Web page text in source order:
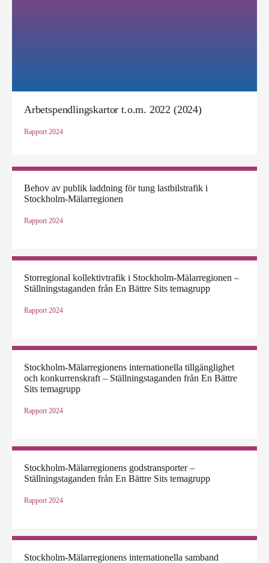
Arbetspendlingskartor t.o.m. 2022 (2024)
Rapport 2024
Behov av publik laddning för tung lastbilstrafik i
Stockholm-Mälarregionen
Rapport 2024
Storregional kollektivtrafik i Stockholm-Mälarregionen –
Ställningstaganden från En Bättre Sits temagrupp
Rapport 2024
Stockholm-Mälarregionens internationella tillgänglighet
och konkurrenskraft – Ställningstaganden från En Bättre
Sits temagrupp
Rapport 2024
Stockholm-Mälarregionens godstransporter –
Ställningstaganden från En Bättre Sits temagrupp
Rapport 2024
Stockholm-Mälarregionens internationella samband